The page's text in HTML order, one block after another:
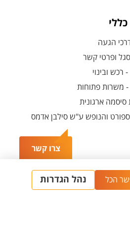
צרו קשר
הגעה
ופרטי קשר
רכש ובינוי
- משרות פתוחות
ארגונית
והנופש ע"ש סילבן אדמס